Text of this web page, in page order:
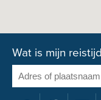
Wat is mijn